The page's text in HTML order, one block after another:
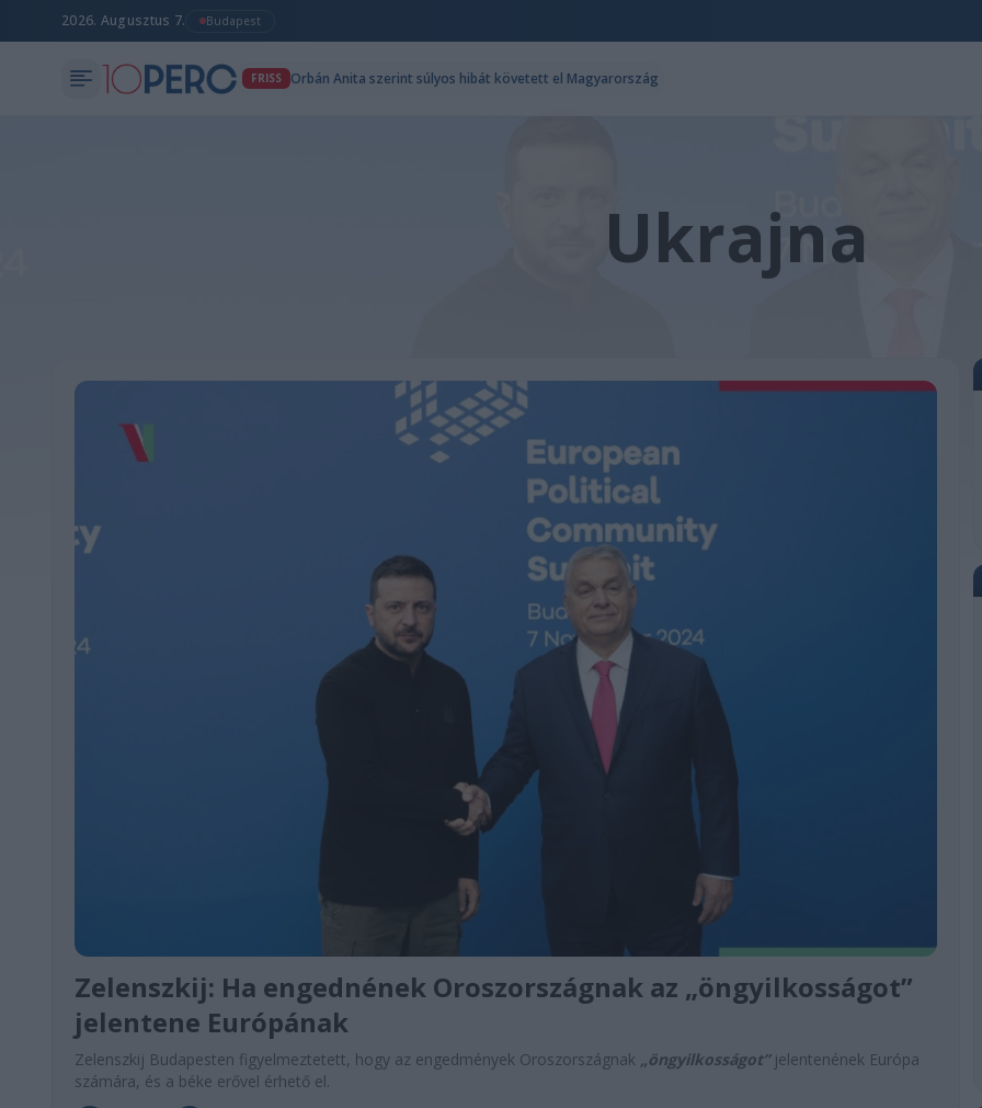
2026. Augusztus 7. Budapest
FRISS Orbán Anita szerint súlyos hibát követett el Magyarország
Ukrajna
Zelenszkij: Ha engednének Oroszországnak az „öngyilkosságot”
jelentene Európának
Zelenszkij Budapesten figyelmeztetett, hogy az engedmények Oroszországnak „öngyilkosságot”jelentenének Európa
számára, és a béke erővel érhető el.